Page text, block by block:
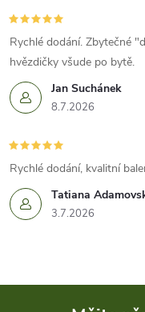
Jan Suchánek
8.7.2026
Rychlé dodání. Zbytečné
hvězdičky všude po bytě.
Tatiana
3.7.2026
Rychlé dodání, kvalitní